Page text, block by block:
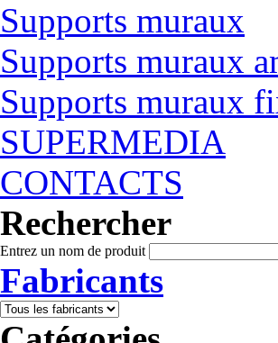
Supports muraux
Supports muraux
Supports muraux
SUPERMEDIA
CONTACTS
Rechercher
Entrez un nom de produit
Fabricants